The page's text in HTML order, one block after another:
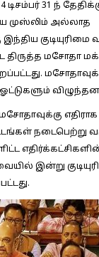
டிசம்பர் 31 ந்
முஸ்லிம் அல்லாத
இந்திய
திருத்த மசோதா
ஓட்டுகளும்
எதிராக
நடைபெற்று
எதிர்க்கட்சிகளின்
இன்று